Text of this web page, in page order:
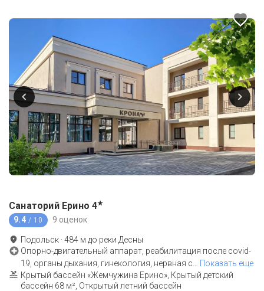
Санаторий Ерино 4★
9.4 / 10 9 оценок
Подольск ·484 м до реки Десны
Опорно-двигательный аппарат, реабилитация после covid-
19, органы дыхания, гинекология, нервная с
Показать еще
Крытый бассейн «Жемчужина Ерино», Крытый детский
бассейн 68 м², Открытый летний бассейн